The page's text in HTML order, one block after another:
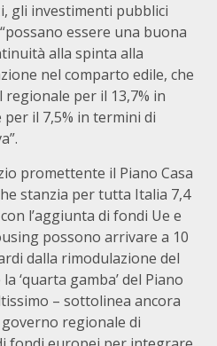
gli investimenti pubblici
essere una buona
alla spinta alla
nel comparto edile, che
regionale per il 13,7% in
il 7,5% in termini di
promettente il Piano Casa
stanzia per tutta Italia 7,4
l’aggiunta di fondi Ue e
possono arrivare a 10
dalla rimodulazione del
‘quarta gamba’ del Piano
– sottolinea ancora
governo regionale di